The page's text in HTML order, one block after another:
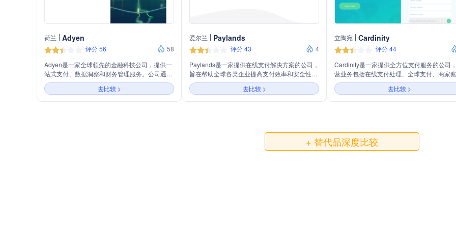
荷兰 Adyen
评分 56
58
Adyen是一家全球领先的金融科技公司，提供一
站式支付、数据洞察和财务管理服务。公司通过
整合线上和线下支付数据，帮助企业在全球范围
内拓展业务，优化消费者体验，并实现业务增
长。Adyen的技术平台支持多种支付方式，具备
去比较 >
爱尔兰 Paylands
评分 43
4
Paylands是一家提供在线支付解决方案的公司，
旨在帮助全球各类企业提高支付效率和安全性。
公司主营业务包括为中小型企业、电子商务、酒
店、餐厅、市场平台和债务回收企业提供定制化
的支付服务。Paylands支持多种支付方式，并提
去比较 >
立陶宛 Cardinity
评分 44
Cardinity是一家提供全方位支付服务的公司
营业务包括在线支付处理、全球支付、商家账
户、支付网关、定期账单、一键支付、移动支
付、MO/TO终端和延迟捕获等。公司支持多
币和主要的信用卡及借记卡，旨在帮助商家
去比较 >
+ 替代品深度比较